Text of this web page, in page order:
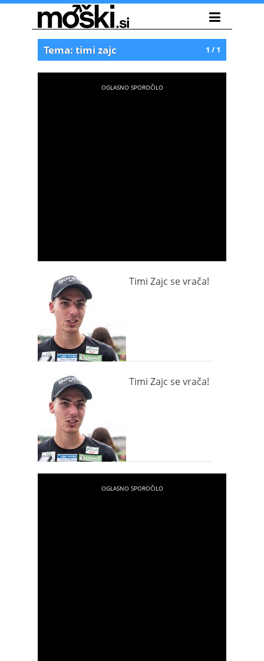
1 / 1
Tema: timi zajc
Timi Zajc se vrača!
Timi Zajc se vrača!